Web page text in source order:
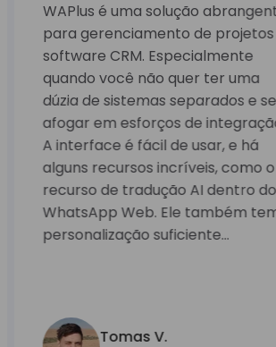
WAPlus é uma solução
para gerenciamento de projetos
software CRM. Especialmente
quando você não quer ter uma
dúzia de sistemas separados e se
afogar em esforços de
A interface é fácil de usar, e há
alguns recursos incríveis, como o
recurso de tradução AI dentro do
WhatsApp Web. Ele também
personalização suficiente...
Tomas V.